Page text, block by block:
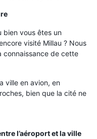
bien vous êtes un
visité Millau ? Nous
connaissance de cette
ville en avion, en
bien que la cité ne
l’aéroport et la ville